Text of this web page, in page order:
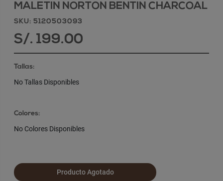
MALETIN NORTON BENTIN CHARCOAL
SKU: 5120503093
S/. 199.00
Tallas:
No Tallas Disponibles
Colores:
No Colores Disponibles
Producto Agotado